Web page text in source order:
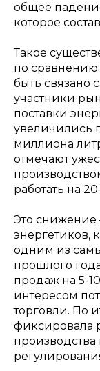
общее
которое
Такое
по
быть связано
участники
поставки
увеличились
миллиона
отмечают
работать на
Это
энергетиков,
одним из
прошлого
продаж на 5-
интересом
торговли. По
фиксировала
производства